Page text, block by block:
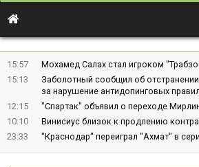
15:57
Мохамед Салах стал игроком
15:13
Заболотный сообщил об
за нарушение антидопинговых правил
12:15
"Спартак" объявил о переходе
10:10
Винисиус близок к продлению
23:33
"Краснодар" переиграл "Ахмат" в